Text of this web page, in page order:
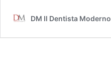
DM Il Dentista Moderno